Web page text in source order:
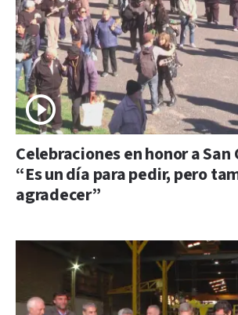
Celebraciones en honor a San
“Es un día para pedir, pero
agradecer”